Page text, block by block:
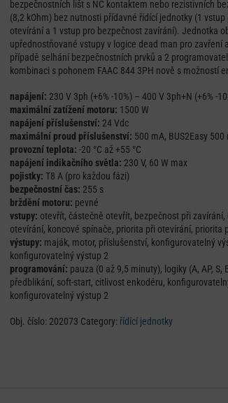
bezpečnostních lišt s NC kontaktem nebo rezistivních
(8,2 kOhm) bez nutnosti přídavné řídící jednotky (1
otevírání a 1 vstup pro bezpečnost zavírání). Jednotka
upřednostňované vstupy v logice dead man pro zavření
případě selhání bezpečnostních prvků a 2
kombinaci s pohonem FAAC 844 3PH nově s možností
napájení: 230 V 3ph (+6% -10%) – 400 V 3ph+N (+6% -
maximální zatížení motoru: 1500 W
napájení příslušenství: 24 Vdc
maximální proud příslušenství: 500 mA, BUS2Easy 500
provozní teplota: -20 °C až +55 °C
napájení indikačního světla: 230 V, 60 W max
pojistky: T8 A (pro každou fázi)
bezpečnostní čas: 255 s
brždění motoru: pevné
vstupy: otevřít, částečně otevřít, bezpečnost při zavírání,
otevírání, koncové spínače, priorita při otevírání, priorita
výstupy: maják, motor, příslušenství, konfigurovatelný
konfigurovatelný výstup 2
programování: pauza (0 až 9,5 minuty), logiky (A, AP, S,
předblikání, soft-start, citlivost enkodéru,
konfigurovatelný výstup 2
Obj. číslo: 202073 Category: řídící jednotky